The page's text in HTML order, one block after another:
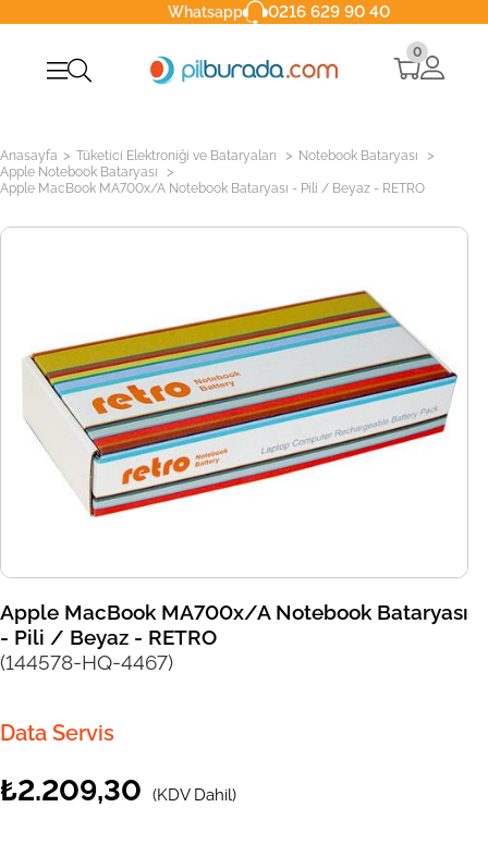
Whatsapp 0216 629 90 40
0
Anasayfa > Tüketici Elektroniği ve Bataryaları > Notebook Bataryası >
Apple Notebook Bataryası >
Apple MacBook MA700x/A Notebook Bataryası - Pili / Beyaz - RETRO
Apple MacBook MA700x/A Notebook Bataryası
- Pili / Beyaz - RETRO
(144578-HQ-4467)
Data Servis
₺2.209,30 (KDV Dahil)